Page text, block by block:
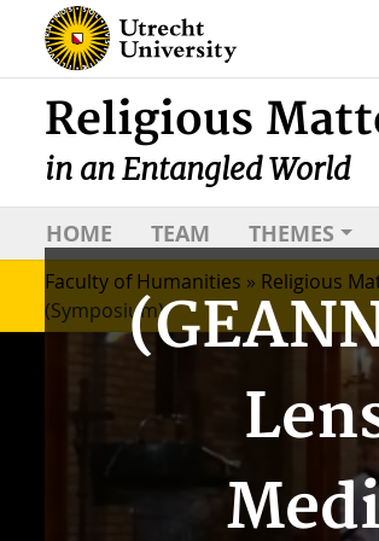
Religious
in an Entangled World
HOME TEAM THEMES
Faculty of Humanities » Religious
(Symposium)